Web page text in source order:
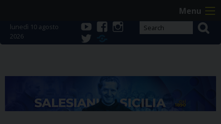
content
Menu
lunedì 10 agosto
2026
youtube
instagram